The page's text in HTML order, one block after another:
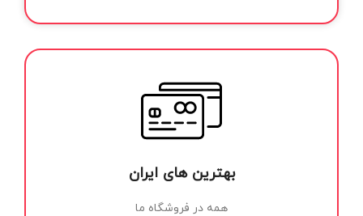
بهترین های ایران
همه در فروشگاه ما